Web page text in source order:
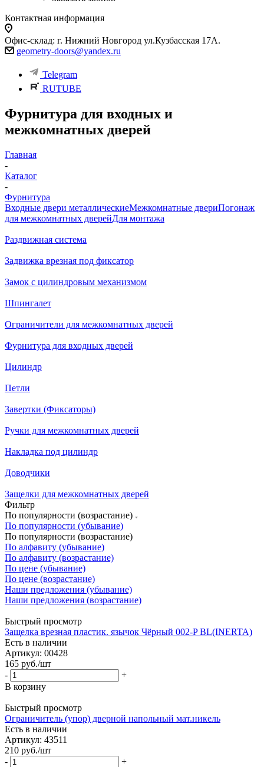
Контактная информация
Офис-склад: г. Нижний Новгород ул.Кузбасская 17А.
geometry-doors@yandex.ru
Telegram
RUTUBE
Фурнитура для входных и
межкомнатных дверей
Главная
-
Каталог
-
Фурнитура
Входные двери металлическиеМежкомнатные двериПогонаж
для межкомнатных дверейДля монтажа
Раздвижная система
Задвижка врезная под фиксатор
Замок с цилиндровым механизмом
Шпингалет
Ограничители для межкомнатных дверей
Фурнитура для входных дверей
Цилиндр
Петли
Завертки (Фиксаторы)
Ручки для межкомнатных дверей
Накладка под цилиндр
Доводчики
Защелки для межкомнатных дверей
Фильтр
По популярности (возрастание)
По популярности (убывание)
По популярности (возрастание)
По алфавиту (убывание)
По алфавиту (возрастание)
По цене (убывание)
По цене (возрастание)
Наши предложения (убывание)
Наши предложения (возрастание)
Быстрый просмотр
Защелка врезная пластик. язычок Чёрный 002-P BL(INERTA)
Есть в наличии
Артикул: 00428
165 руб./шт
-
+
В корзину
Быстрый просмотр
Ограничитель (упор) дверной напольный мат.никель
Есть в наличии
Артикул: 43511
210 руб./шт
-
+